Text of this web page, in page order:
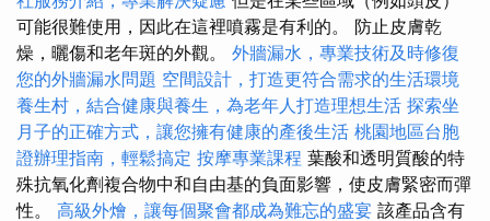
可能很難使用，因此在這裡噴霧是有利的。 防止皮膚乾
燥，曬傷和老年斑的外觀。 外牆漏水，專業技術及時修復
您的外牆漏水問題 空間設計，打造更符合需求的生活環境
養生村，結合健康與養生，為老年人打造理想生活 探索坐
月子的正確方式，讓您擁有健康的產後生活 桃園地區台胞
證辦理指南，輕鬆搞定 按摩專業課程 葉酸和透明質酸的特
殊抗氧化劑複合物中和自由基的負面影響，使皮膚緊密而彈
性。 高級外燴，讓每個聚會都成為難忘的盛宴 該產品含有